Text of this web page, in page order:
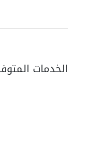
الخدمات